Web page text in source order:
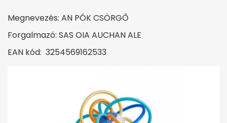
Megnevezés: AN PÓK CSÖRGŐ
Forgalmazó: SAS OIA AUCHAN ALE
EAN kód: 3254569162533